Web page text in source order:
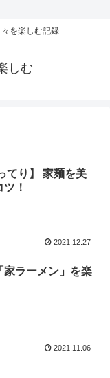
を楽しむ記録
しむ
てり】 家麺を美
！
2021.12.27
家ラーメン」を楽
2021.11.06